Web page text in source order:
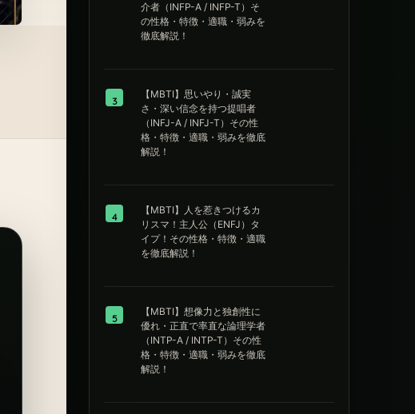
介者（INFP-A / INFP-T）そ
の性格・特徴・適職・弱みを
徹底解説！
3
【MBTI】思いやり・誠実
さ・深い信念を持つ提唱者
（INFJ-A / INFJ-T）その性
格・特徴・適職・弱みを徹底
解説！
4
【MBTI】人を惹きつけるカ
リスマ！主人公（ENFJ）タ
イプ！その性格・特徴・適職
を徹底解説！
5
【MBTI】想像力と独創性に
優れ・正直で率直な論理学者
（INTP-A / INTP-T）その性
格・特徴・適職・弱みを徹底
解説！